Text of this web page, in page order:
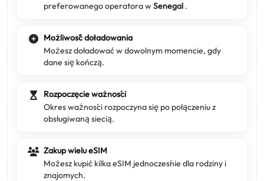
preferowanego operatora wSenegal .
Możliwość doładowania
Możesz doładować w dowolnym momencie, gdy
dane się kończą.
Rozpoczęcie ważności
Okres ważności rozpoczyna się po połączeniu z
obsługiwaną siecią.
Zakup wielu eSIM
Możesz kupić kilka eSIM jednocześnie dla rodziny i
znajomych.